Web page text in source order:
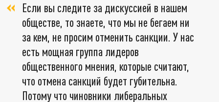
Если вы следите за дискуссией в нашем
обществе, то знаете, что мы не бегаем ни
за кем, не просим отменить санкции. У нас
есть мощная группа лидеров
общественного мнения, которые считают,
что отмена санкций будет губительна.
Потому что чиновники либеральных